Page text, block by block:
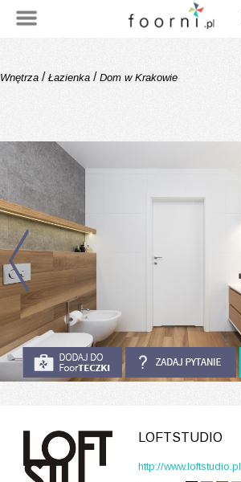
Wnętrza / Łazienka / Dom w Krakowie
LOFTSTUDIO
http://www.loftstudio.pl